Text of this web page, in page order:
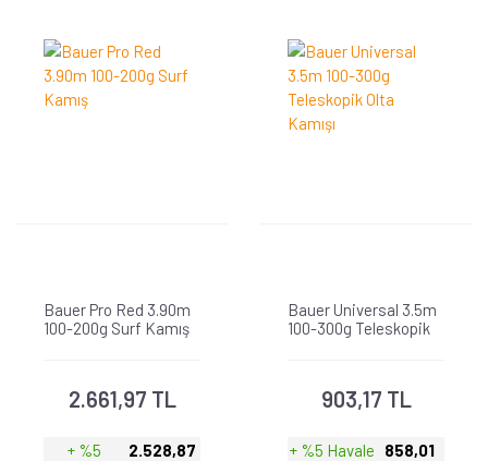
Bauer Pro Red 3.90m
100-200g Surf Kamış
2.661,97 TL
+ %5
2.528,87
Bauer Universal 3.5m
100-300g Teleskopik
903,17 TL
+ %5 Havale
858,01